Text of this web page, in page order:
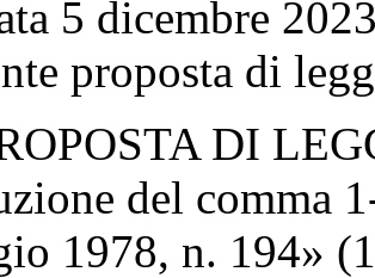
5 dicembre 2023
proposta di
DI
del comma
1978, n. 194»